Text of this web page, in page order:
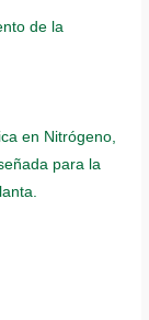
de la
en Nitrógeno,
para la